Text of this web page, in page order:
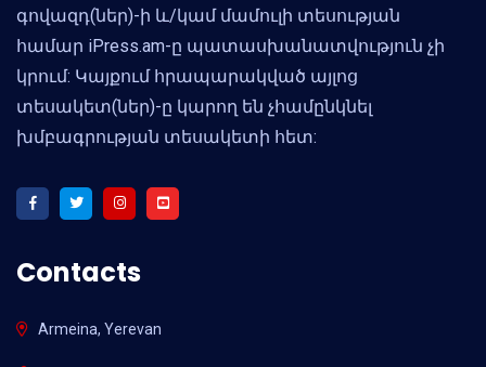
գովազդ(ներ)-ի և/կամ մամուլի տեսության
համար iPress.am-ը պատասխանատվություն չի
կրում: Կայքում հրապարակված այլոց
տեսակետ(ներ)-ը կարող են չհամընկնել
խմբագրության տեսակետի հետ:
Contacts
Armeina, Yerevan